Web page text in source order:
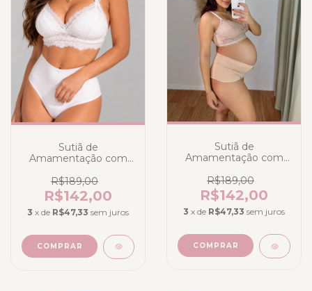
Sutiã de
Amamentação com
R$189,00
R$142,00
3 x de R$47,33 sem juros
COMPRAR
Sutiã de
Amamentação com
R$189,00
R$142,00
3 x de R$47,33 sem juros
COMPRAR